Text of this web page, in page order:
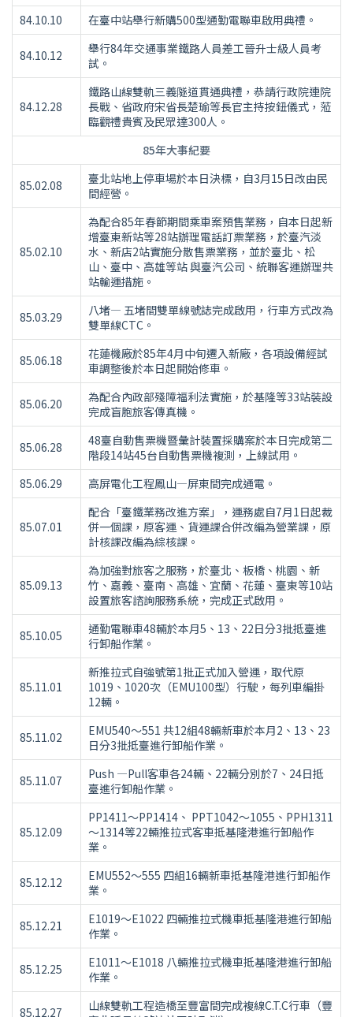
84.10.10
在臺中站舉行新購500型通勤電聯車啟用典禮。
84.10.12
舉行84年交通事業鐵路人員差工晉升士級人員考
試。
84.12.28
鐵路山線雙軌三義隧道貫通典禮，恭請行政院連院
長戰、省政府宋省長楚瑜等長官主持按鈕儀式，蒞
臨觀禮貴賓及民眾達300人。
85年大事紀要
85.02.08
臺北站地上停車場於本日決標，自3月15日改由民
間經營。
85.02.10
為配合85年春節期間乘車案預售業務，自本日起新
增臺東新站等28站辦理電話訂票業務，於臺汽淡
水、新店2站實施分散售票業務，並於臺北、松
山、臺中、高雄等站 與臺汽公司、統聯客運辦理共
站輸運措施。
85.03.29
八堵— 五堵間雙單線號誌完成啟用，行車方式改為
雙單線CTC。
85.06.18
花蓮機廠於85年4月中旬遷入新廠，各項設備經試
車調整後於本日起開始修車。
85.06.20
為配合內政部殘障福利法實施，於基隆等33站裝設
完成盲胞旅客傳真機。
85.06.28
48臺自動售票機暨彙計裝置採購案於本日完成第二
階段14站45台自動售票機複測，上線試用。
85.06.29
高屏電化工程鳳山—屏東間完成通電。
85.07.01
配合「臺鐵業務改進方案」，運務處自7月1日起裁
併一個課，原客運、貨運課合併改編為營業課，原
計核課改編為綜核課。
85.09.13
為加強對旅客之服務，於臺北、板橋、桃園、新
竹、嘉義、臺南、高雄、宜蘭、花蓮、臺東等10站
設置旅客諮詢服務系統，完成正式啟用。
85.10.05
通勤電聯車48輛於本月5、13、22日分3批抵臺進
行卸船作業。
85.11.01
新推拉式自強號第1批正式加入營運，取代原
1019、1020次（EMU100型）行駛，每列車編掛
12輛。
85.11.02
EMU540～551 共12組48輛新車於本月2、13、23
日分3批抵臺進行卸船作業。
85.11.07
Push —Pull客車各24輛、22輛分別於7、24日抵
臺進行卸船作業。
85.12.09
PP1411～PP1414、 PPT1042～1055、PPH1311
～1314等22輛推拉式客車抵基隆港進行卸船作
業。
85.12.12
EMU552～555 四組16輛新車抵基隆港進行卸船作
業。
85.12.21
E1019～E1022 四輛推拉式機車抵基隆港進行卸船
作業。
85.12.25
E1011～E1018 八輛推拉式機車抵基隆港進行卸船
作業。
85.12.27
山線雙軌工程造橋至豐富間完成複線C.T.C行車（豐